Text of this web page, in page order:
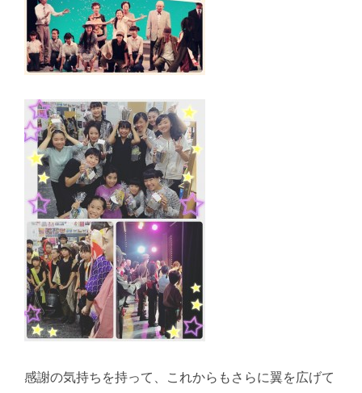
感謝の気持ちを持って、これからもさらに翼を広げて